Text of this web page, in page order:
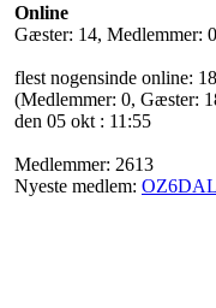
Online
Gæster: 14, Medlemmer:
flest nogensinde online:
(Medlemmer: 0, Gæster:
den 05 okt : 11:55
Medlemmer: 2613
Nyeste medlem: OZ6DAL